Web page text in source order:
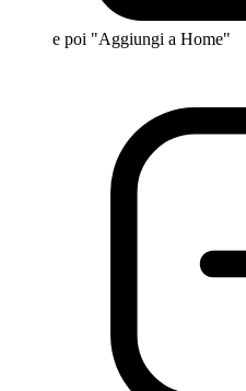
e poi "Aggiungi a Home"